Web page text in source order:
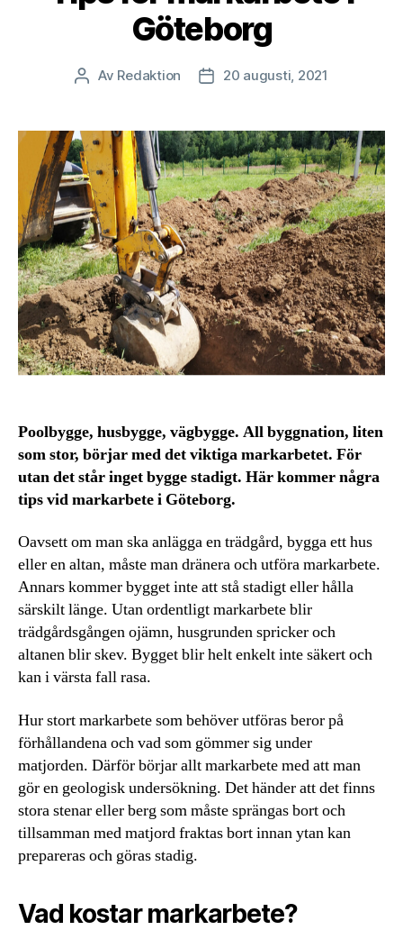
Göteborg
Inläggsförfattare
Av Redaktion Inläggsdatum
20 augusti, 2021
Poolbygge, husbygge, vägbygge. All byggnation, liten
som stor, börjar med det viktiga markarbetet. För
utan det står inget bygge stadigt. Här kommer några
tips vid markarbete i Göteborg.
Oavsett om man ska anlägga en trädgård, bygga ett hus
eller en altan, måste man dränera och utföra markarbete.
Annars kommer bygget inte att stå stadigt eller hålla
särskilt länge. Utan ordentligt markarbete blir
trädgårdsgången ojämn, husgrunden spricker och
altanen blir skev. Bygget blir helt enkelt inte säkert och
kan i värsta fall rasa.
Hur stort markarbete som behöver utföras beror på
förhållandena och vad som gömmer sig under
matjorden. Därför börjar allt markarbete med att man
gör en geologisk undersökning. Det händer att det finns
stora stenar eller berg som måste sprängas bort och
tillsamman med matjord fraktas bort innan ytan kan
prepareras och göras stadig.
Vad kostar markarbete?